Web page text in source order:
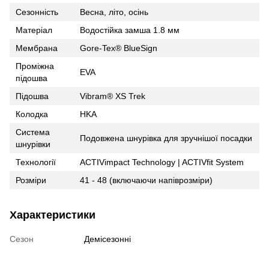
Сезонність
Весна, літо, осінь
Матеріал
Водостійка замша 1.8 мм
Мембрана
Gore-Tex® BlueSign
Проміжна
підошва
EVA
Підошва
Vibram® XS Trek
Колодка
HKA
Cистема
шнурівки
Подовжена шнурівка для зручнішої посадки
Технології
ACTIVimpact Technology | ACTIVfit System
Розміри
41 - 48 (включаючи напіврозміри)
Характеристики
Сезон Демісезонні